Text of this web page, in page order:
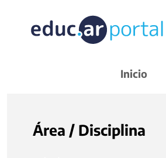
Inicio
Área / Disciplina